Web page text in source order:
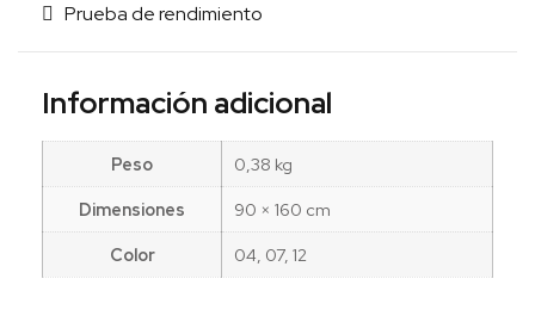
Prueba de rendimiento
Información adicional
Peso
0,38 kg
Dimensiones
90 × 160 cm
Color
04, 07, 12